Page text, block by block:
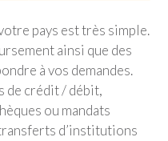
pays est très simple.
ainsi que des
à vos demandes.
de crédit / débit,
ou mandats
d’institutions